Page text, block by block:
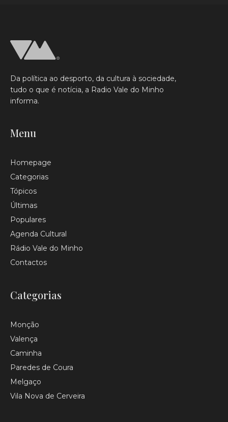
Da política ao desporto, da cultura à sociedade,
tudo o que é notícia, a Radio Vale do Minho
informa.
Menu
Homepage
Categorias
Tópicos
Últimas
Populares
Agenda Cultural
Rádio Vale do Minho
Contactos
Categorias
Monção
Valença
Caminha
Paredes de Coura
Melgaço
Vila Nova de Cerveira